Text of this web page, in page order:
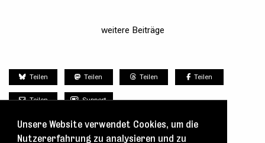
Unsere Website verwendet Cookies, um die
Nutzererfahrung zu analysieren und zu
weitere Beiträge
Teilen Teilen Teilen Teilen
Teilen Support